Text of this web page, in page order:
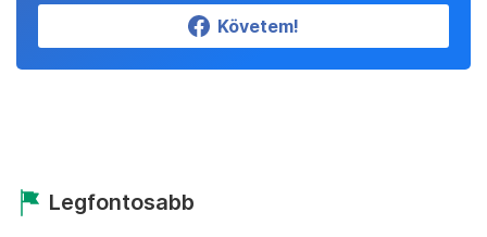
Követem!
Legfontosabb